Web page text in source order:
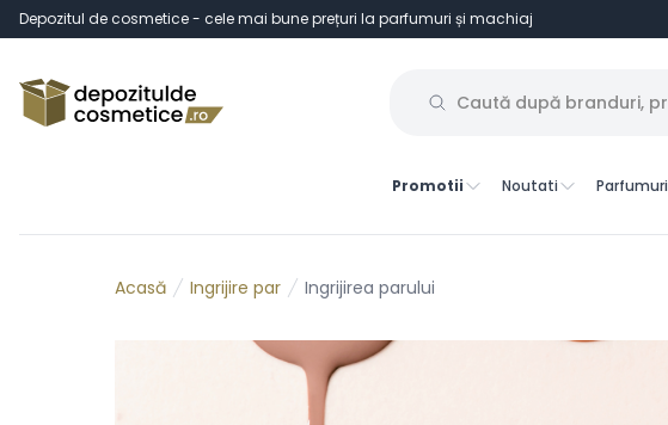
Depozitul de cosmetice - cele mai bune prețuri la parfumuri și machiaj
Promotii Noutati Parfumuri
Acasă Ingrijire par Ingrijirea parului